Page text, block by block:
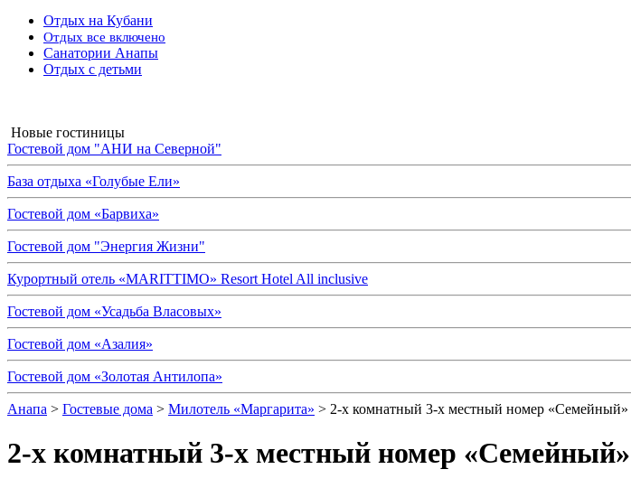
Отдых на Кубани
Отдых все включено
Санатории Анапы
Отдых с детьми
Новые гостиницы
Гостевой дом "АНИ на Северной"
База отдыха «Голубые Ели»
Гостевой дом «Барвиха»
Гостевой дом "Энергия Жизни"
Курортный отель «MARITTIMO» Resort Hotel All inclusive
Гостевой дом «Усадьба Власовых»
Гостевой дом «Азалия»
Гостевой дом «Золотая Антилопа»
Анапа > Гостевые дома > Милотель «Маргарита» > 2-х комнатный 3-х местный номер «Семейный»
2-х комнатный 3-х местный номер